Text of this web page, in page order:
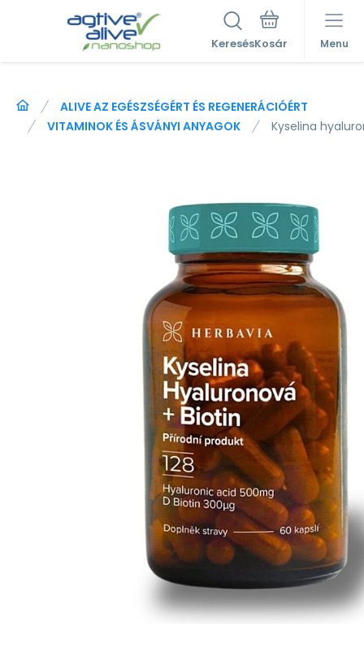
Keresés Menu
ALIVE AZ EGÉSZSÉGÉRT ÉS REGENERÁCIÓÉRT
VITAMINOK ÉS ÁSVÁNYI ANYAGOK
Kyselina